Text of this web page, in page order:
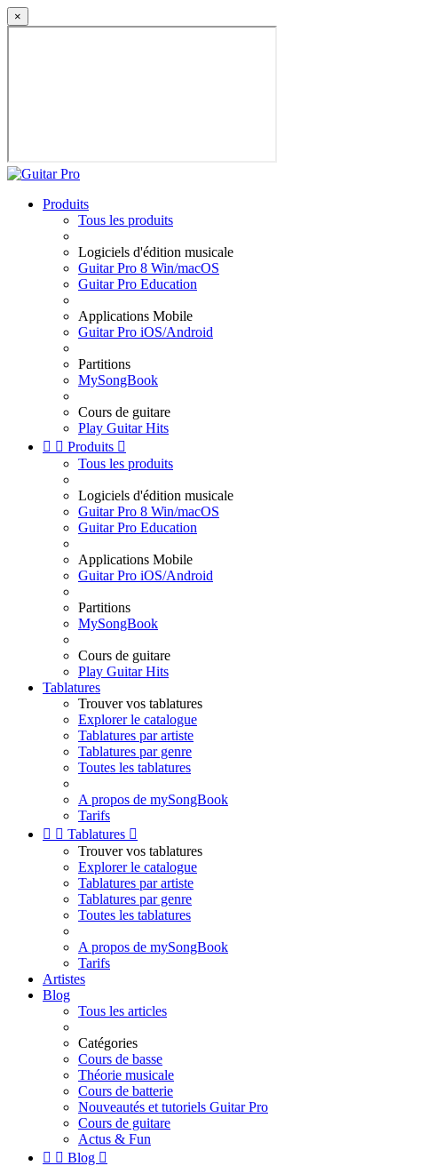
×
Produits
Tous les produits
Logiciels d'édition musicale
Guitar Pro 8 Win/macOS
Guitar Pro Education
Applications Mobile
Guitar Pro iOS/Android
Partitions
MySongBook
Cours de guitare
Play Guitar Hits
  Produits 
Tous les produits
Logiciels d'édition musicale
Guitar Pro 8 Win/macOS
Guitar Pro Education
Applications Mobile
Guitar Pro iOS/Android
Partitions
MySongBook
Cours de guitare
Play Guitar Hits
Tablatures
Trouver vos tablatures
Explorer le catalogue
Tablatures par artiste
Tablatures par genre
Toutes les tablatures
A propos de mySongBook
Tarifs
  Tablatures 
Trouver vos tablatures
Explorer le catalogue
Tablatures par artiste
Tablatures par genre
Toutes les tablatures
A propos de mySongBook
Tarifs
Artistes
Blog
Tous les articles
Catégories
Cours de basse
Théorie musicale
Cours de batterie
Nouveautés et tutoriels Guitar Pro
Cours de guitare
Actus & Fun
  Blog 